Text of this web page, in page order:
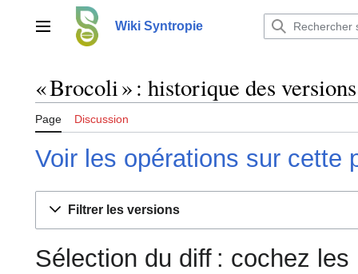
contenuMenu principalWiki Syntropie
« Brocoli » : historique des versions
Page Discussion
Voir les opérations sur cette
Filtrer les versions
Sélection du diff : cochez